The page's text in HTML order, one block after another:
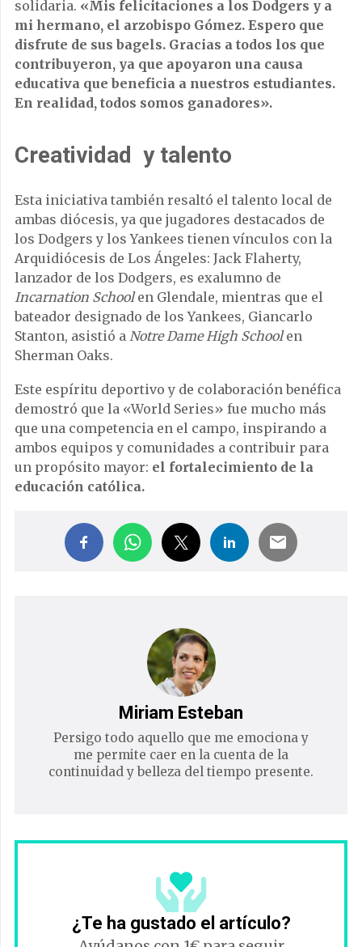
solidaria. «Mis felicitaciones a los Dodgers y a
mi hermano, el arzobispo Gómez. Espero que
disfrute de sus bagels. Gracias a todos los que
contribuyeron, ya que apoyaron una causa
educativa que beneficia a nuestros estudiantes.
En realidad, todos somos ganadores».
Creatividad y talento
Esta iniciativa también resaltó el talento local de
ambas diócesis, ya que jugadores destacados de
los Dodgers y los Yankees tienen vínculos con la
Arquidiócesis de Los Ángeles: Jack Flaherty,
lanzador de los Dodgers, es exalumno de
Incarnation Schoolen Glendale, mientras que el
bateador designado de los Yankees, Giancarlo
Stanton, asistió a Notre Dame High Schoolen
Sherman Oaks.
Este espíritu deportivo y de colaboración benéfica
demostró que la «World Series» fue mucho más
que una competencia en el campo, inspirando a
ambos equipos y comunidades a contribuir para
un propósito mayor: el fortalecimiento de la
educación católica.
Miriam Esteban
Persigo todo aquello que me emociona y
me permite caer en la cuenta de la
continuidad y belleza del tiempo presente.
¿Te ha gustado el artículo?